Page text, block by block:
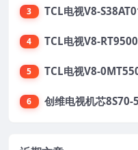
3
4
5
6 创维电视机芯